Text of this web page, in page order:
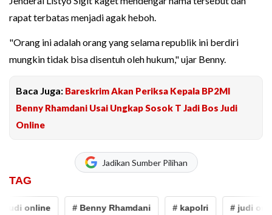
rapat terbatas menjadi agak heboh.
"Orang ini adalah orang yang selama republik ini berdiri
mungkin tidak bisa disentuh oleh hukum," ujar Benny.
Baca Juga: Bareskrim Akan Periksa Kepala BP2MI
Benny Rhamdani Usai Ungkap Sosok T Jadi Bos Judi
Online
Jadikan Sumber Pilihan
TAG
online # Benny Rhamdani # kapolri # judi online